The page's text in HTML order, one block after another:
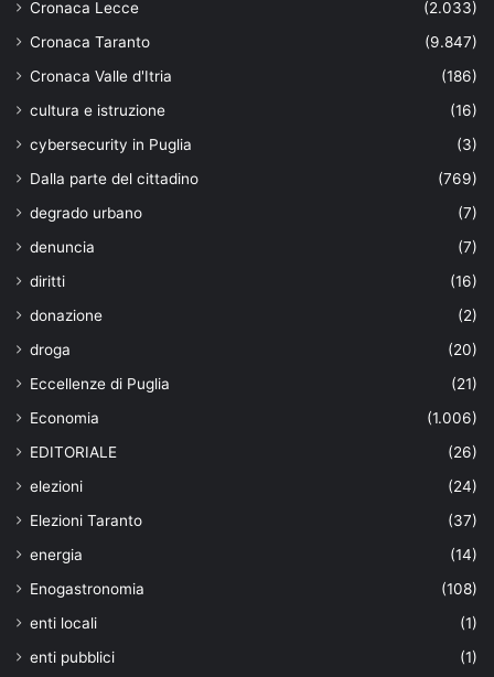
Cronaca Lecce
(2.033)
Cronaca Taranto
(9.847)
Cronaca Valle d'Itria
(186)
cultura e istruzione
(16)
cybersecurity in Puglia
(3)
Dalla parte del cittadino
(769)
degrado urbano
(7)
denuncia
(7)
diritti
(16)
donazione
(2)
droga
(20)
Eccellenze di Puglia
(21)
Economia
(1.006)
EDITORIALE
(26)
elezioni
(24)
Elezioni Taranto
(37)
energia
(14)
Enogastronomia
(108)
enti locali
(1)
enti pubblici
(1)